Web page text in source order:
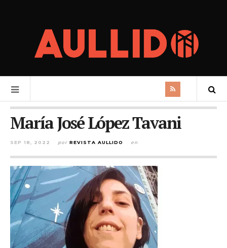
María José López Tavani
SEP 18, 2022 por REVISTA AULLIDO en